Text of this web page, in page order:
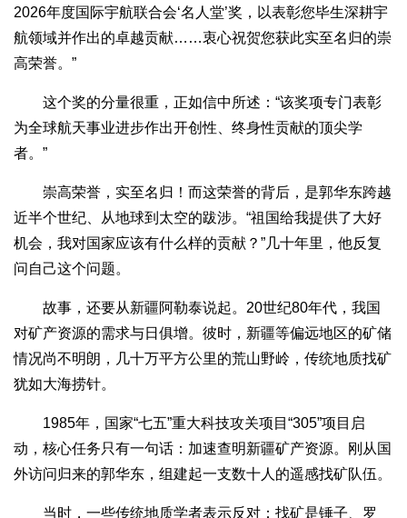
2026年度国际宇航联合会‘名人堂’奖，以表彰您毕生深耕宇
航领域并作出的卓越贡献……衷心祝贺您获此实至名归的崇
高荣誉。”
这个奖的分量很重，正如信中所述：“该奖项专门表彰
为全球航天事业进步作出开创性、终身性贡献的顶尖学
者。”
崇高荣誉，实至名归！而这荣誉的背后，是郭华东跨越
近半个世纪、从地球到太空的跋涉。“祖国给我提供了大好
机会，我对国家应该有什么样的贡献？”几十年里，他反复
问自己这个问题。
故事，还要从新疆阿勒泰说起。20世纪80年代，我国
对矿产资源的需求与日俱增。彼时，新疆等偏远地区的矿储
情况尚不明朗，几十万平方公里的荒山野岭，传统地质找矿
犹如大海捞针。
1985年，国家“七五”重大科技攻关项目“305”项目启
动，核心任务只有一句话：加速查明新疆矿产资源。刚从国
外访问归来的郭华东，组建起一支数十人的遥感找矿队伍。
当时，一些传统地质学者表示反对：找矿是锤子、罗